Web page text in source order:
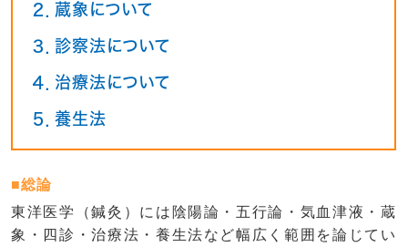
２．蔵象について
３．診察法について
４．治療法について
５．養生法
■総論
東洋医学（鍼灸）には陰陽論・五行論・気血津液・蔵
象・四診・治療法・養生法など幅広く範囲を論じてい